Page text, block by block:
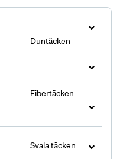
Duntäcken
Fibertäcken
Svala täcken